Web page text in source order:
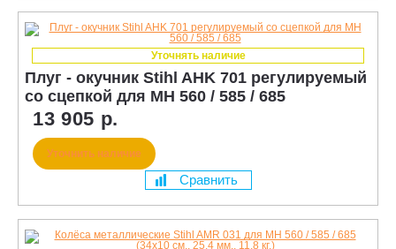
Уточнять наличие
Плуг - окучник Stihl AHK 701 регулируемый
со сцепкой для MH 560 / 585 / 685
13 905 р.
Уточнить наличие
Сравнить